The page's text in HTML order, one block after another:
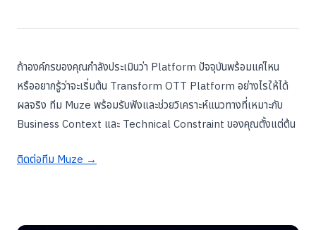
ถ้าองค์กรของคุณกำลังประเมินว่า Platform ปัจจุบันพร้อมแค่ไหน
หรืออยากรู้ว่าจะเริ่มต้น Transform OTT Platform อย่างไรให้ได้
ผลจริง ทีม Muze พร้อมรับฟังและช่วยวิเคราะห์แนวทางที่เหมาะกับ
Business Context และ Technical Constraint ของคุณตั้งแต่ต้น
ติดต่อทีม Muze →